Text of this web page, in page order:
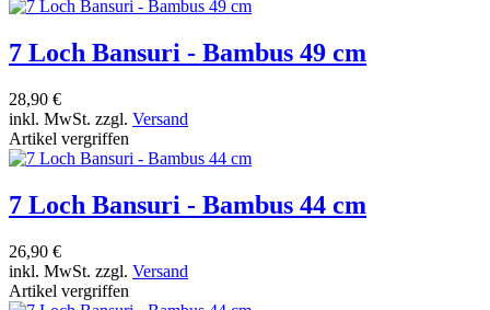
7 Loch Bansuri - Bambus 49 cm
28,90 €
inkl. MwSt. zzgl. Versand
Artikel vergriffen
7 Loch Bansuri - Bambus 44 cm
26,90 €
inkl. MwSt. zzgl. Versand
Artikel vergriffen